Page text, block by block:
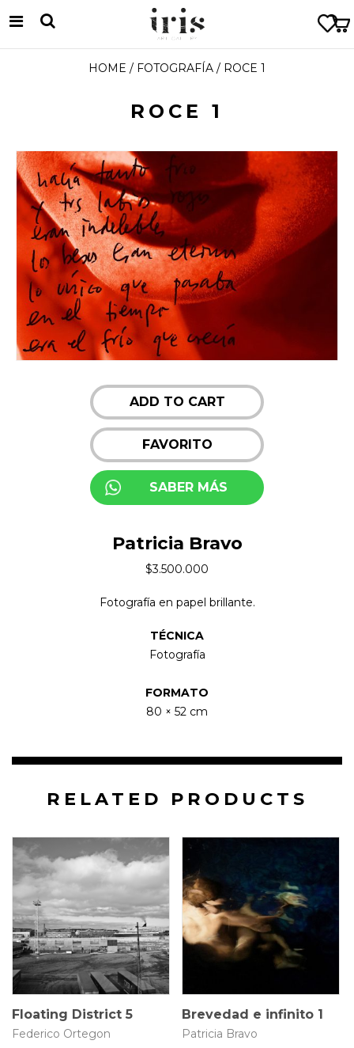
HOME / FOTOGRAFÍA / ROCE 1
ROCE 1
ADD TO CART
FAVORITO
SABER MÁS
Patricia Bravo
$3.500.000
Fotografía en papel brillante.
TÉCNICA
Fotografía
FORMATO
80 × 52 cm
RELATED PRODUCTS
N/A
Floating District 5
Federico Ortegon
112.5 × 79 cm
$9.500.000
Brevedad e infinito 1
Patricia Bravo